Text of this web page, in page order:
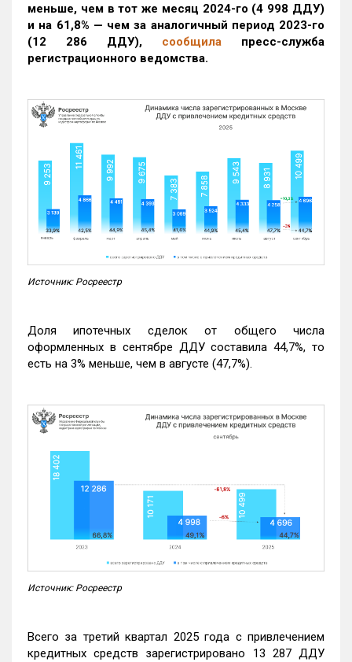
меньше, чем в тот же месяц 2024-го (4 998 ДДУ)
и на 61,8% — чем за аналогичный период 2023-го
(12 286 ДДУ), сообщила пресс-служба
регистрационного ведомства.
Источник: Росреестр
Доля ипотечных сделок от общего числа
оформленных в сентябре ДДУ составила 44,7%, то
есть на 3% меньше, чем в августе (47,7%).
Источник: Росреестр
Всего за третий квартал 2025 года с привлечением
кредитных средств зарегистрировано 13 287 ДДУ